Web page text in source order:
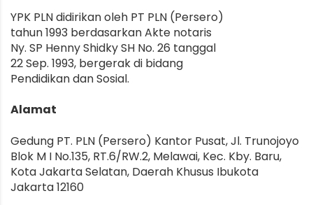
YPK PLN didirikanoleh PT PLN (Persero)
tahun 1993 berdasarkan Akte notaris
Ny. SP Henny Shidky SH No. 26 tanggal
22 Sep. 1993, bergerak di bidang
Pendidikan dan Sosial.
Alamat
Gedung PT. PLN (Persero) Kantor Pusat,Jl. Trunojoyo
Blok M I No.135, RT.6/RW.2, Melawai, Kec. Kby. Baru,
Kota Jakarta Selatan, Daerah Khusus Ibukota
Jakarta 12160